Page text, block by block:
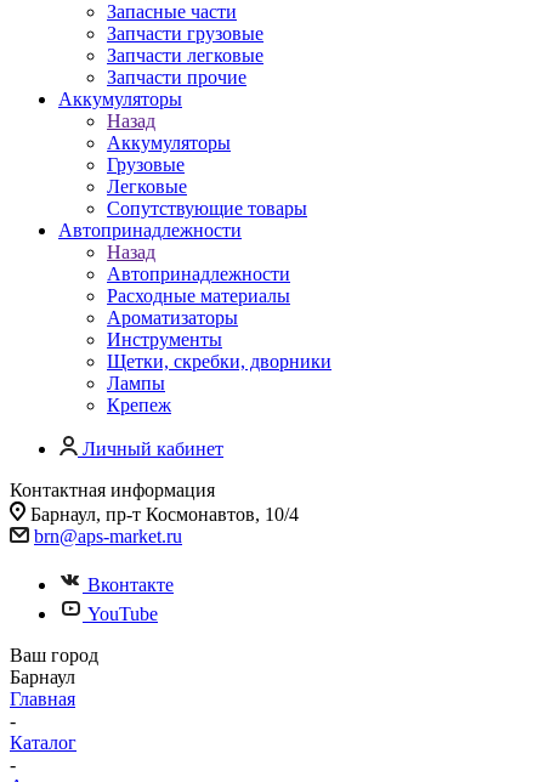
Запасные части
Запчасти грузовые
Запчасти легковые
Запчасти прочие
Аккумуляторы
Назад
Аккумуляторы
Грузовые
Легковые
Сопутствующие товары
Автопринадлежности
Назад
Автопринадлежности
Расходные материалы
Ароматизаторы
Инструменты
Щетки, скребки, дворники
Лампы
Крепеж
Личный кабинет
Контактная информация
Барнаул, пр-т Космонавтов, 10/4
brn@aps-market.ru
Вконтакте
YouTube
Ваш город
Барнаул
Главная
-
Каталог
-